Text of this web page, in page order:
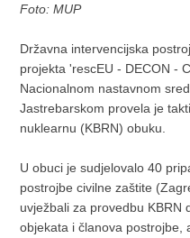
Foto: MUP
Državna intervencijska
projekta 'rescEU - DECON -
Nacionalnom nastavnom
Jastrebarskom provela je
nuklearnu (KBRN) obuku.
U obuci je sudjelovalo 40
postrojbe civilne zaštite
uvježbali za provedbu KBRN
objekata i članova postrojbe,